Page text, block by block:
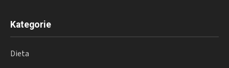
Kategorie
Dieta